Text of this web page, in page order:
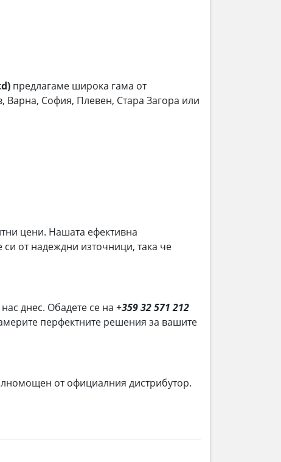
предлагаме широка гама от
Варна, София, Плевен, Стара Загора или
цени. Нашата ефективна
от надеждни източници, така че
днес. Обадете се на +359 32 571 212
перфектните решения за вашите
от официалния дистрибутор.